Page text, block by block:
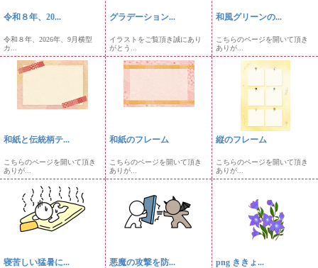
令和８年、20...
令和８年、2026年、9月横型
カ...
グラデーション...
イラストをご覧頂き誠にあり
がとう...
和風グリーンの...
こちらのページを開いて頂き
ありが...
和紙と伝統柄テ...
こちらのページを開いて頂き
ありが...
和紙のフレーム
こちらのページを開いて頂き
ありが...
縦のフレーム
こちらのページを開いて頂き
ありが...
寝苦しい猛暑に... 悪魔の攻撃を防... png ききょ...